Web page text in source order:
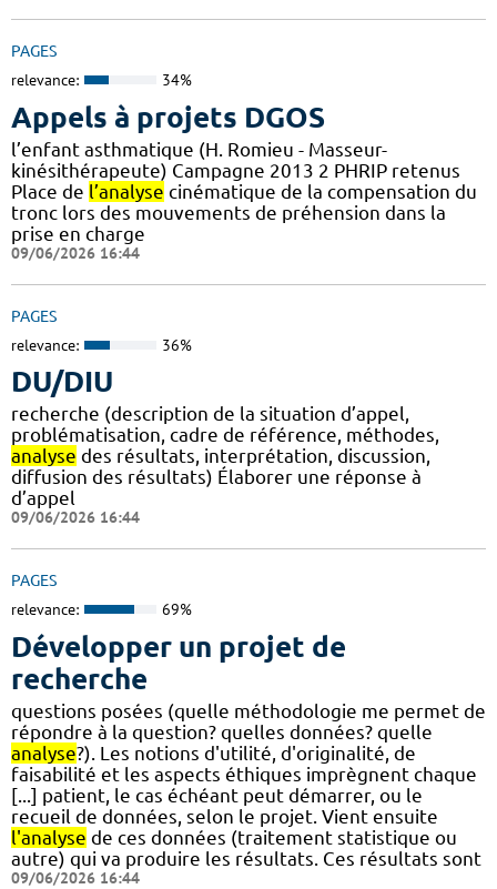
PAGES
relevance: 34%
Appels à projets DGOS
l’enfant asthmatique (H. Romieu - Masseur-
kinésithérapeute) Campagne 2013 2 PHRIP retenus
Place de l’analyse cinématique de la compensation du
tronc lors des mouvements de préhension dans la
prise en charge
09/06/2026 16:44
PAGES
relevance: 36%
DU/DIU
recherche (description de la situation d’appel,
problématisation, cadre de référence, méthodes,
analyse des résultats, interprétation, discussion,
diffusion des résultats) Élaborer une réponse à
d’appel
09/06/2026 16:44
PAGES
relevance: 69%
Développer un projet de
recherche
questions posées (quelle méthodologie me permet de
répondre à la question? quelles données? quelle
analyse?). Les notions d'utilité, d'originalité, de
faisabilité et les aspects éthiques imprègnent chaque
[...] patient, le cas échéant peut démarrer, ou le
recueil de données, selon le projet. Vient ensuite
l'analyse de ces données (traitement statistique ou
autre) qui va produire les résultats. Ces résultats sont
09/06/2026 16:44